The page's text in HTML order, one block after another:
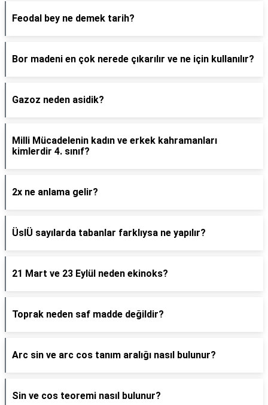
Feodal bey ne demek tarih?
Bor madeni en çok nerede çıkarılır ve ne için kullanılır?
Gazoz neden asidik?
Milli Mücadelenin kadın ve erkek kahramanları
kimlerdir 4. sınıf?
2x ne anlama gelir?
ÜslÜ sayılarda tabanlar farklıysa ne yapılır?
21 Mart ve 23 Eylül neden ekinoks?
Toprak neden saf madde değildir?
Arc sin ve arc cos tanım aralığı nasıl bulunur?
Sin ve cos teoremi nasıl bulunur?